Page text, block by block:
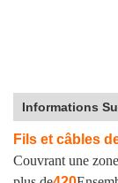
Informations
Fils et câbles
Couvrant une